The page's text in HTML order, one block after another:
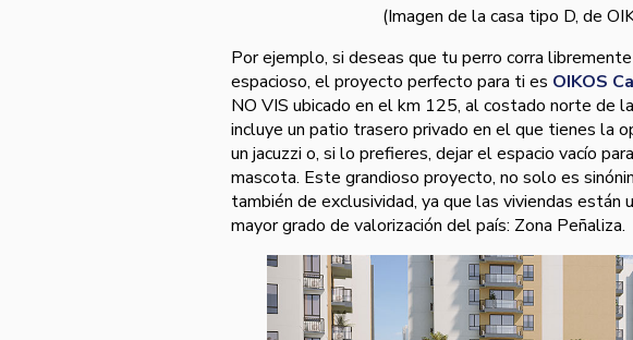
(Imagen de la casa tipo D, de
Por ejemplo, si deseas que tu perro corra
espacioso, el proyecto perfecto para ti es OIKOS
NO VIS ubicado en el km 125, al costado norte de
incluye un patio trasero privado en el que tienes la
un jacuzzi o, si lo prefieres, dejar el espacio vacío
mascota. Este grandioso proyecto, no solo es
también de exclusividad, ya que las viviendas están
mayor grado de valorización del país: Zona Peñaliza.